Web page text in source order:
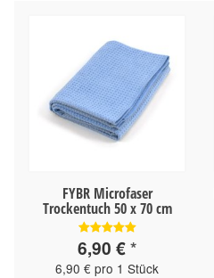
FYBR Microfaser
Trockentuch 50 x 70 cm
6,90 €*
6,90 € pro 1 Stück